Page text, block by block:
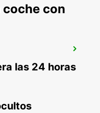
con
las 24 horas